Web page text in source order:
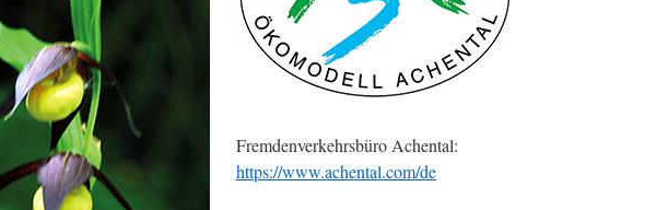
Fremdenverkehrsbüro Achental:
https://www.achental.com/de